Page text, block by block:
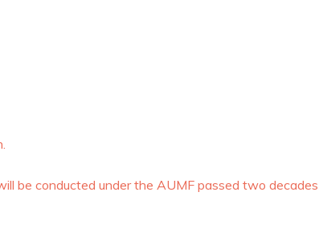
be conducted under the AUMF passed two decades